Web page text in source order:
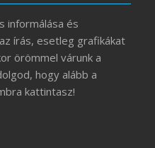
informálása és
írás, esetleg grafikákat
örömmel várunk a
hogy alább a
kattintasz!